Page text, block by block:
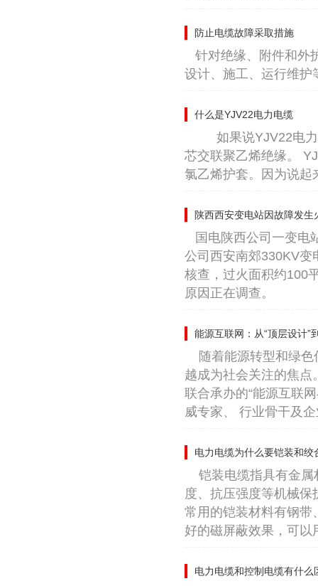
防止电缆故障采取措施
针对绝缘、附件和外
设计、施工、运行维护
什么是YJV22电力电缆
如果说YJV22电力
芯交联聚乙烯绝缘。
氯乙烯护套。因为说起
陕西西安变电站因故障发生
国电陕西公司一变电
公司西安南郊330KV变
核查，过火面积约100
原因正在调查。
能源互联网：从“顶层设计”
随着能源转型和绿
越成为社会关注的焦
联合承办的“能源互联
威专家、 行业骨干及
电力电缆为什么要铠装和绞
铠装电缆指具有金
度、抗压强度等机械
常用的铠装材料有钢带
好的磁屏蔽效果，可以
电力电缆和控制电缆有什么